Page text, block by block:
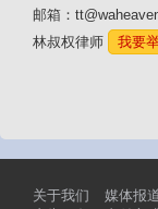
邮箱：
林叔权律师
我要
关于我们 媒体报